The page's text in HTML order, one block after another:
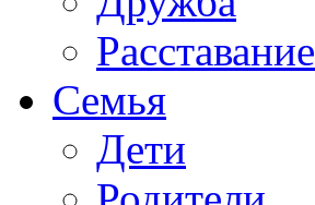
Расставание
Семья
Дети